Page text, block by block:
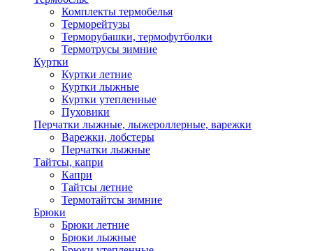
Комплекты термобелья
Терморейтузы
Терморубашки, термофутболки
Термотрусы зимние
Куртки
Куртки летние
Куртки лыжные
Куртки утепленные
Пуховики
Перчатки лыжные, лыжероллерные, варежки
Варежки, лобстеры
Перчатки лыжные
Тайтсы, капри
Капри
Тайтсы летние
Термотайтсы зимние
Брюки
Брюки летние
Брюки лыжные